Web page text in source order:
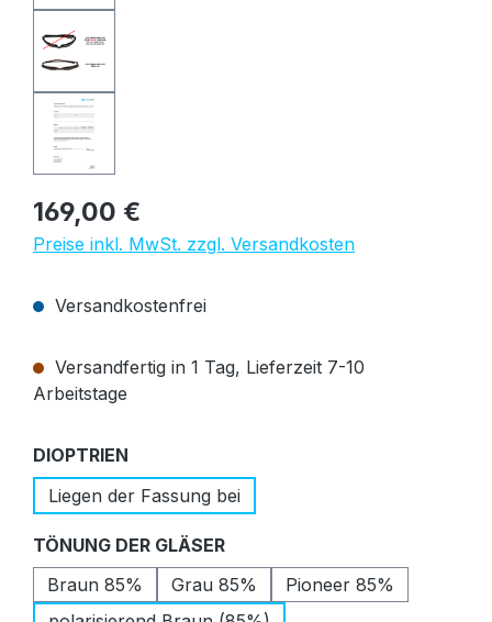
Regulärer Preis:
169,00 €
Preise inkl. MwSt. zzgl. Versandkosten
Versandkostenfrei
Versandfertig in 1 Tag, Lieferzeit 7-10
Arbeitstage
DIOPTRIEN
Liegen der Fassung bei
TÖNUNG DER GLÄSERauswählen
Braun 85%
Grau 85%
Pioneer 85%